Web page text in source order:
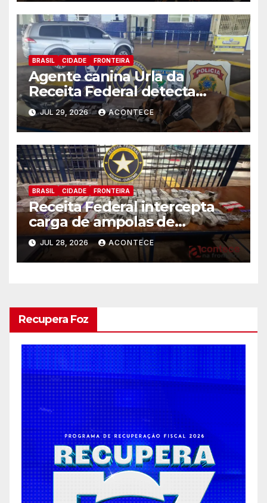
BRASIL CIDADE FRONTEIRA
Agente canina Urla da
Receita Federal detecta
droga em motocicleta na
Aduana da Ponte da Amizade
JUL 29, 2026 ACONTECE
BRASIL CIDADE FRONTEIRA
Receita Federal intercepta
carga de ampolas de
anabolizantes escondida em
bagagens na BR-277
JUL 28, 2026 ACONTECE
Recupera Foz